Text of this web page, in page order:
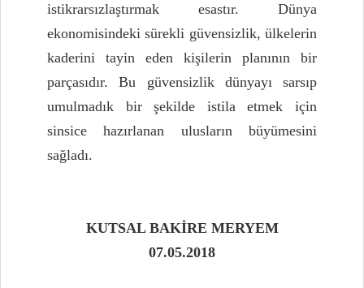
istikrarsızlaştırmak esastır. Dünya
ekonomisindeki sürekli güvensizlik, ülkelerin
kaderini tayin eden kişilerin planının bir
parçasıdır. Bu güvensizlik dünyayı sarsıp
umulmadık bir şekilde istila etmek için
sinsice hazırlanan ulusların büyümesini
sağladı.
KUTSAL BAKİRE MERYEM
07.05.2018